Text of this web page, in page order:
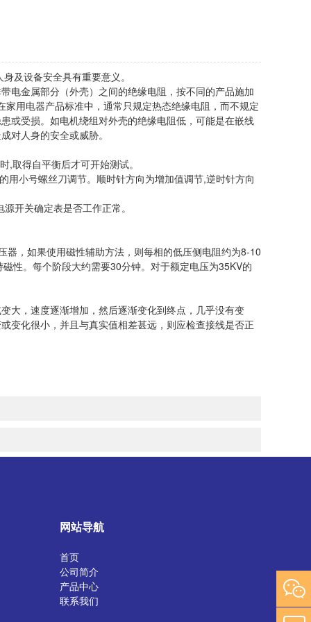
及设备安全具有重要意义。
金属部分（外壳）之间的绝缘电阻，按不同的产品施加
用电器产品标准中，通常只规定热态绝缘电阻，而不规定
或受损。如电机绕组对外壳的绝缘电阻低，可能是在嵌线
对人身的安全或威胁。
得自平衡后才可开始测试。
小号螺丝刀调节。顺时针方向为增加值调节,逆时针方向
开关确定表是否工作正常。
，如果使用磁性辅助方法，则每相的低压侧电阻约为8-10
性。每个阶段大约需要30分钟。对于额定电压为35KV的
，速度逐渐增加，然后逐渐变化到终点，几乎没有变
变化很小，并且与真实值相差甚远，则应检查接线是否正
网站导航
首页
公司简介
产品中心
联系我们